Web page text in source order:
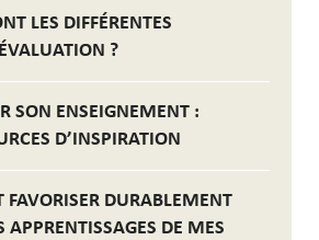
LES DIFFÉRENTES
?
SON ENSEIGNEMENT :
D’INSPIRATION
DURABLEMENT
APPRENTISSAGES DE MES